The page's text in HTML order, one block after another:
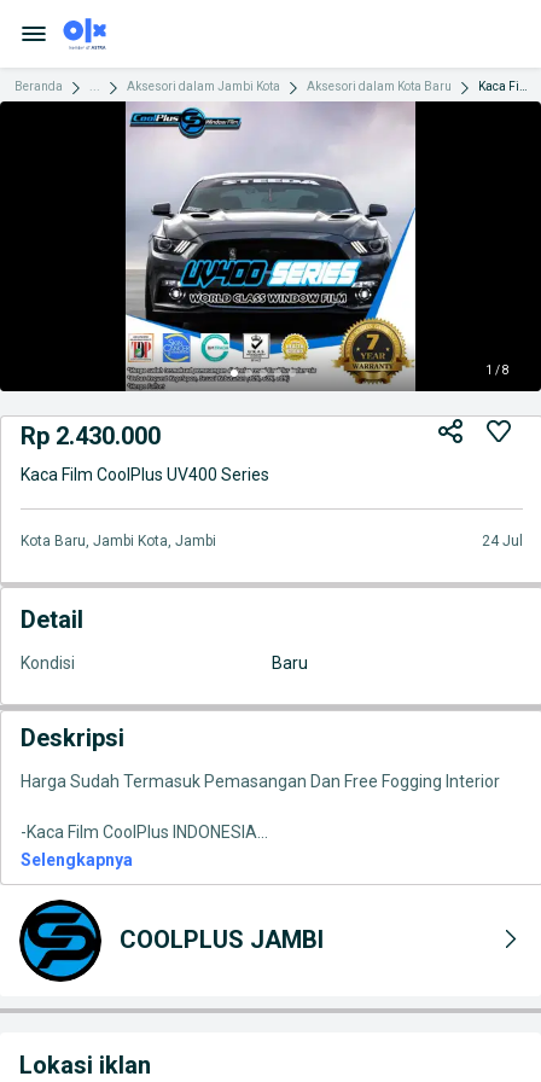
Beranda Aksesori dalam Jambi Kota Aksesori dalam Kota Baru
1 / 8
Rp 2.430.000
Kaca Film CoolPlus UV400 Series
Kota Baru, Jambi Kota, Jambi 24 Jul
Detail
Kondisi Baru
Deskripsi
Harga Sudah Termasuk Pemasangan Dan Free Fogging Interior
-Kaca Film CoolPlus INDONESIA
Selengkapnya
COOLPLUS JAMBI
Lokasi iklan